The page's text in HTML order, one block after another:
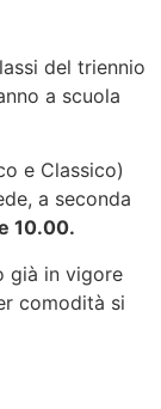
del triennio
a scuola
e Classico)
a seconda
10.00.
già in vigore
comodità si